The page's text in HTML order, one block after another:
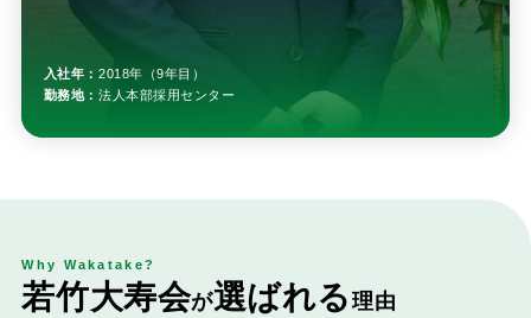
入社年： 2018年（9年目）
勤務地： 法人本部採用センター
Why Wakatake?
若竹大寿会が選ばれる理由